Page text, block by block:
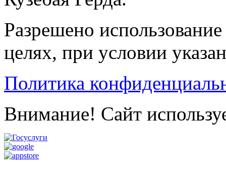
Разрешено
целях, при условии
Политика
Внимание! Сайт